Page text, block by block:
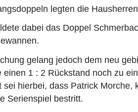
legten die
dabei das Doppel
gelang jedoch dem neu
einen 1 : 2 Rückstand noch zu
sei hierbei, dass Patrick Morche,
Serienspiel bestritt.